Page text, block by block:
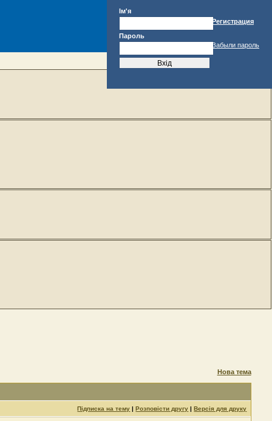
Ім'я
Пароль
Регистрация
Забыли пароль
Нова тема
Підписка на тему |Розповісти другу |Версія для друку